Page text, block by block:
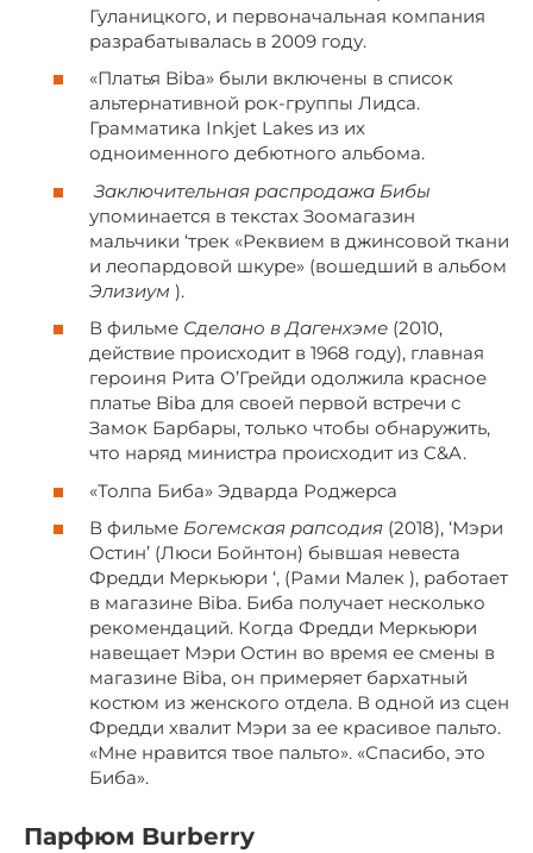
Гуланицкого, и первоначальная компания
разрабатывалась в 2009 году.
«Платья Biba» были включены в список
альтернативной рок-группы Лидса.
Грамматика Inkjet Lakes из их
одноименного дебютного альбома.
Заключительная распродажа Бибы
упоминается в текстах Зоомагазин
мальчики ‘трек «Реквием в джинсовой ткани
и леопардовой шкуре» (вошедший в альбом
Элизиум ).
В фильме Сделано в Дагенхэме (2010,
действие происходит в 1968 году), главная
героиня Рита О’Грейди одолжила красное
платье Biba для своей первой встречи с
Замок Барбары, только чтобы обнаружить,
что наряд министра происходит из C&A.
«Толпа Биба» Эдварда Роджерса
В фильме Богемская рапсодия (2018), ‘Мэри
Остин’ (Люси Бойнтон) бывшая невеста
Фредди Меркьюри ‘, (Рами Малек ), работает
в магазине Biba. Биба получает несколько
рекомендаций. Когда Фредди Меркьюри
навещает Мэри Остин во время ее смены в
магазине Biba, он примеряет бархатный
костюм из женского отдела. В одной из сцен
Фредди хвалит Мэри за ее красивое пальто.
«Мне нравится твое пальто». «Спасибо, это
Биба».
Парфюм Burberry